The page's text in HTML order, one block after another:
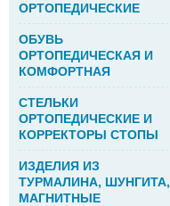
ОРТОПЕДИЧЕСКИЕ
ОБУВЬ
ОРТОПЕДИЧЕСКАЯ И
КОМФОРТНАЯ
СТЕЛЬКИ
ОРТОПЕДИЧЕСКИЕ И
КОРРЕКТОРЫ СТОПЫ
ИЗДЕЛИЯ ИЗ
ТУРМАЛИНА, ШУНГИТА,
МАГНИТНЫЕ